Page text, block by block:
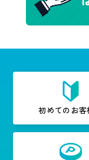
初めてのお客